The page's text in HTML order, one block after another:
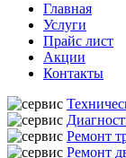
Главная
Услуги
Прайс лист
Акции
Контакты
Ремонт
Ремонт